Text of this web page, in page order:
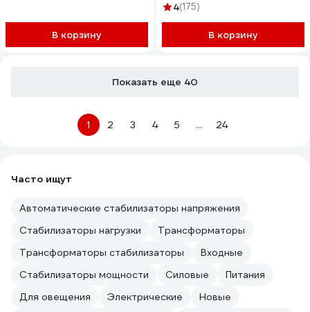
В корзину
4(175)
В корзину
Показать еще 40
1 2 3 4 5 ... 24
Часто ищут
Автоматические стабилизаторы напряжения
Стабилизаторы нагрузки
Трансформаторы
Трансформаторы стабилизаторы
Входные
Стабилизаторы мощности
Силовые
Питания
Для овещения
Электрические
Новые